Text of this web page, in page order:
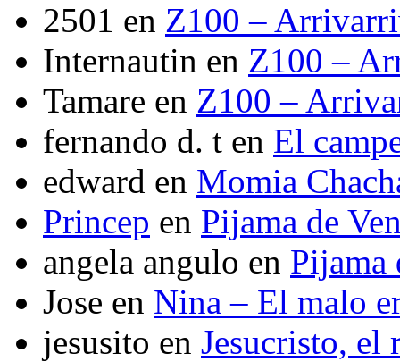
2501 en Z100 –
Internautin en Z100 –
Tamare en Z100 –
fernando d. t en El
edward en Momia
Princep en Pijama de
angela angulo en Pijama
Jose en Nina – El malo
jesusito en Jesucristo, el